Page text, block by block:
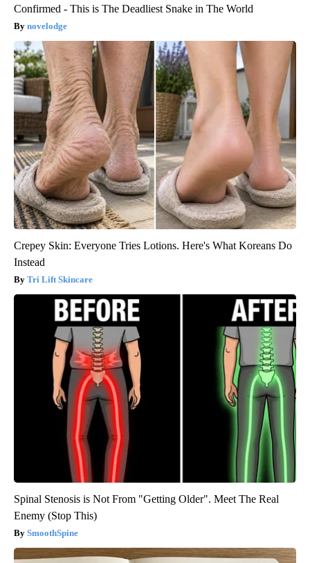
Confirmed - This is The Deadliest Snake in The World
novelodge
Crepey Skin: Everyone Tries Lotions. Here's What Koreans Do
Instead
Tri Lift Skincare
Spinal Stenosis is Not From "Getting Older". Meet The Real
Enemy (Stop This)
SmoothSpine